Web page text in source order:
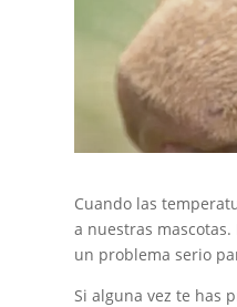
Cuando las
a nuestras mascotas.
un problema serio
Si alguna vez te has